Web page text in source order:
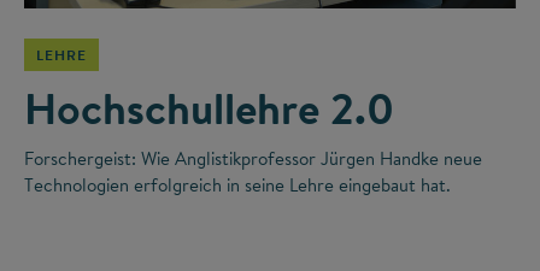
LEHRE
Hochschullehre 2.0
Forschergeist: Wie Anglistikprofessor Jürgen Handke neue
Technologien erfolgreich in seine Lehre eingebaut hat.